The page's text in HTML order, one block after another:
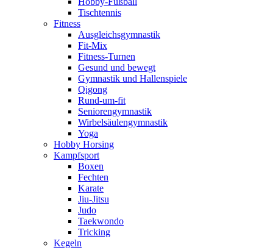
Tischtennis
Fitness
Ausgleichsgymnastik
Fit-Mix
Fitness-Turnen
Gesund und bewegt
Gymnastik und Hallenspiele
Qigong
Rund-um-fit
Seniorengymnastik
Wirbelsäulengymnastik
Yoga
Hobby Horsing
Kampfsport
Boxen
Fechten
Karate
Jiu-Jitsu
Judo
Taekwondo
Tricking
Kegeln